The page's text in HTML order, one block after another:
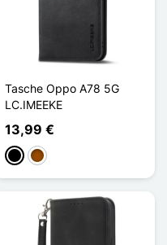
Tasche Oppo A78 5G
LC.IMEEKE
13,99 €
Schwarz
Braun